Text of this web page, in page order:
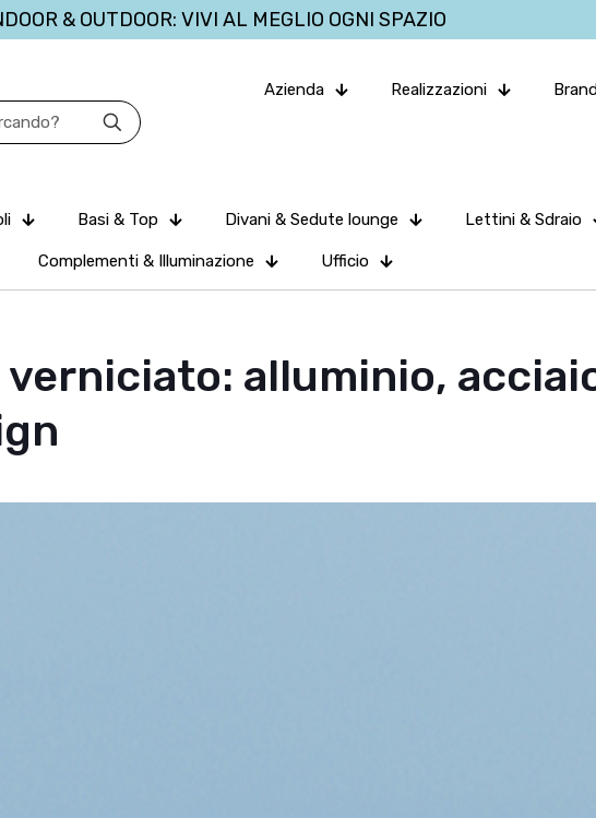
& OUTDOOR: VIVI AL MEGLIO OGNI SPAZIO
Azienda Realizzazioni
Basi & Top Divani & Sedute lounge Lettini & Sdraio
Complementi & Illuminazione Ufficio
alluminio,